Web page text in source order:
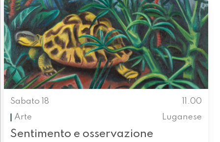
Sabato 18
11.00
Arte
Luganese
Sentimento e osservazione